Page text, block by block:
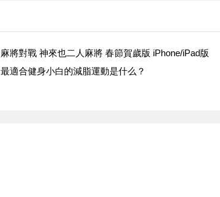
麻將對戰 神來也二人麻將 春節賀歲版 iPhone/iPad版
最適合健身小白的減脂運動是什么？